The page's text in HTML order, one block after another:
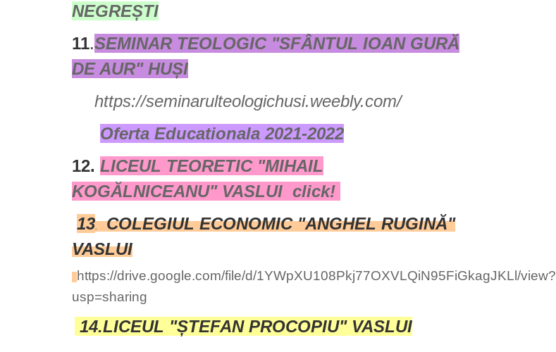
NEGREȘTI
11.SEMINAR TEOLOGIC "SFÂNTUL IOAN GURĂ
DE AUR" HUȘI
https://seminarulteologichusi.weebly.com/
Oferta Educationala 2021-2022
12. LICEUL TEORETIC "MIHAIL
KOGĂLNICEANU" VASLUI click!
13. COLEGIUL ECONOMIC "ANGHEL RUGINĂ"
VASLUI
https://drive.google.com/file/d/1YWpXU108Pkj77OXVLQiN95FiGkagJKLl/view?
usp=sharing
14.LICEUL "ȘTEFAN PROCOPIU" VASLUI